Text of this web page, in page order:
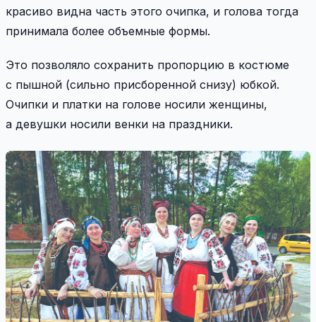
красиво видна часть этого очипка, и голова тогда
принимала более объемные формы.
Это позволяло сохранить пропорцию в костюме
с пышной (сильно присборенной снизу) юбкой.
Oчипки и платки на голове носили женщины,
а девушки носили венки на праздники.